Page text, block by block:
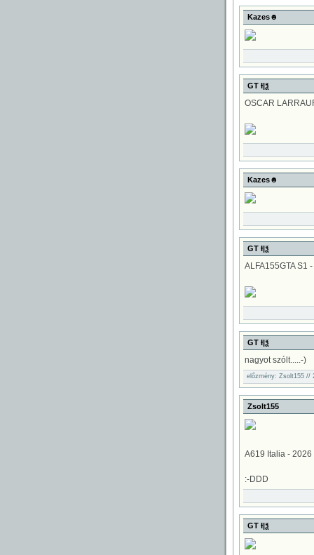
Kazes☻
GT Ɨ|ѯ
OSCAR
Kazes☻
GT Ɨ|ѯ
ALFA155GTA S1
GT Ɨ|ѯ
nagyot szólt.....-)
előzmény: Zsolt155 //
Zsolt155
A619 Italia - 2026
:-DDD
GT Ɨ|ѯ